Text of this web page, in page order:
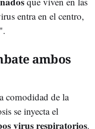
entra en el centro,
ambos
comodidad de la
se inyecta el
virus respiratorios.